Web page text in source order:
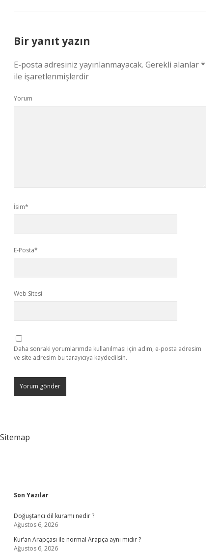
Bir yanıt yazın
E-posta adresiniz yayınlanmayacak. Gerekli alanlar*
ile işaretlenmişlerdir
Yorum
İsim*
E-Posta*
Web Sitesi
Daha sonraki yorumlarımda kullanılması için adım, e-posta adresim
ve site adresim bu tarayıcıya kaydedilsin.
Sitemap
Sidebar
Son Yazılar
Doğuştancı dil kuramı nedir ?
Ağustos 6, 2026
Kur’an Arapçası ile normal Arapça aynı mıdır ?
Ağustos 6, 2026